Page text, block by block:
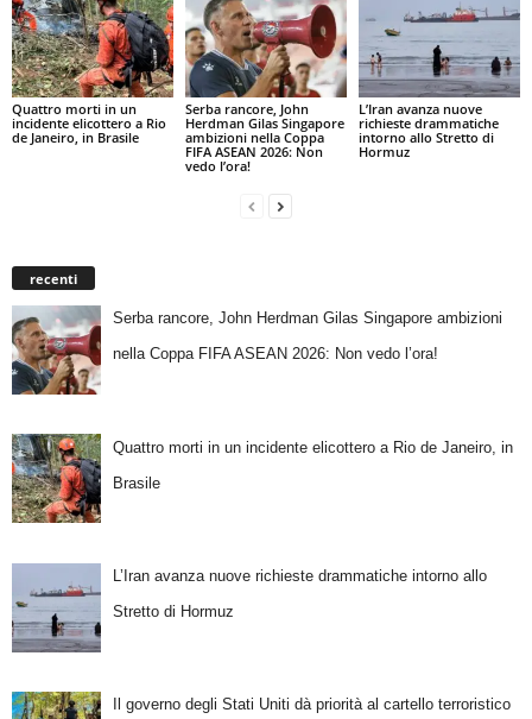
Quattro morti in un
incidente elicottero a Rio
de Janeiro, in Brasile
Serba rancore, John
Herdman Gilas Singapore
ambizioni nella Coppa
FIFA ASEAN 2026: Non
vedo l’ora!
L’Iran avanza nuove
richieste drammatiche
intorno allo Stretto di
Hormuz
recenti
Serba rancore, John Herdman Gilas Singapore ambizioni
nella Coppa FIFA ASEAN 2026: Non vedo l’ora!
Quattro morti in un incidente elicottero a Rio de Janeiro, in
Brasile
L’Iran avanza nuove richieste drammatiche intorno allo
Stretto di Hormuz
Il governo degli Stati Uniti dà priorità al cartello terroristico